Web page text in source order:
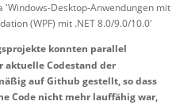
'Windows-Desktop-Anwendungen mit
(WPF) mit .NET 8.0/9.0/10.0'
konnten parallel
aktuelle Codestand der
auf Github gestellt, so dass
Code nicht mehr lauffähig war,